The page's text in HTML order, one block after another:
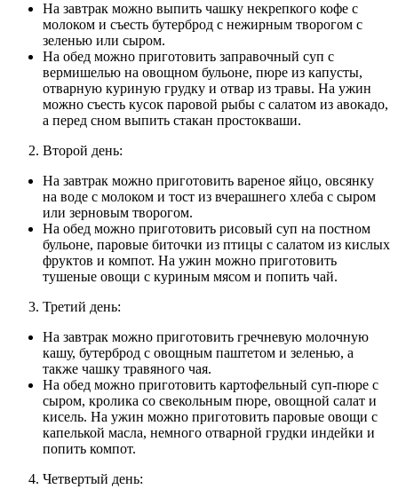
На завтрак можно выпить чашку некрепкого кофе с
молоком и съесть бутерброд с нежирным творогом с
зеленью или сыром.
На обед можно приготовить заправочный суп с
вермишелью на овощном бульоне, пюре из капусты,
отварную куриную грудку и отвар из травы. На ужин
можно съесть кусок паровой рыбы с салатом из авокадо,
а перед сном выпить стакан простокваши.
Второй день:
На завтрак можно приготовить вареное яйцо, овсянку
на воде с молоком и тост из вчерашнего хлеба с сыром
или зерновым творогом.
На обед можно приготовить рисовый суп на постном
бульоне, паровые биточки из птицы с салатом из кислых
фруктов и компот. На ужин можно приготовить
тушеные овощи с куриным мясом и попить чай.
Третий день:
На завтрак можно приготовить гречневую молочную
кашу, бутерброд с овощным паштетом и зеленью, а
также чашку травяного чая.
На обед можно приготовить картофельный суп-пюре с
сыром, кролика со свекольным пюре, овощной салат и
кисель. На ужин можно приготовить паровые овощи с
капелькой масла, немного отварной грудки индейки и
попить компот.
Четвертый день: